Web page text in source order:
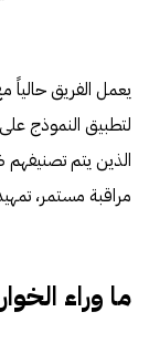
يعمل الفريق حالياً
لتطبيق النموذج
الذين يتم
مراقبة مستمر،
ما وراء